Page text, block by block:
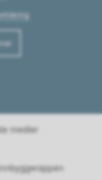
medier